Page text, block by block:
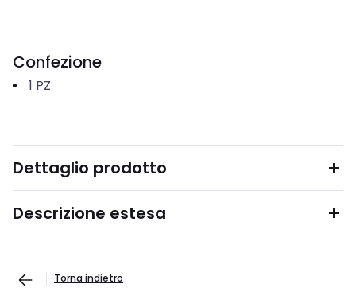
Confezione
1 PZ
Dettaglio prodotto
Descrizione estesa
Torna indietro